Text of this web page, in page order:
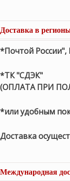
Доставка в
*Почтой России",
*ТК "СДЭК"
(ОПЛАТА ПРИ
*или удобным
Доставка
Международная